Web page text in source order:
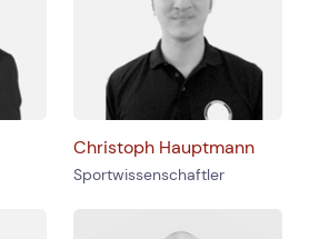
Christoph Hauptmann
Sportwissenschaftler